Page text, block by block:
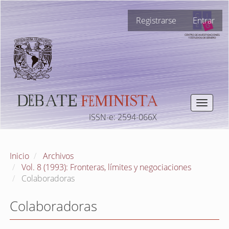
Navegación
principal
Contenido
principal
Barra
lateral
Registrarse Entrar
Toggle
ISSN-e: 2594-066X
Inicio
Archivos
Vol. 8 (1993): Fronteras, límites y negociaciones
Colaboradoras
Colaboradoras